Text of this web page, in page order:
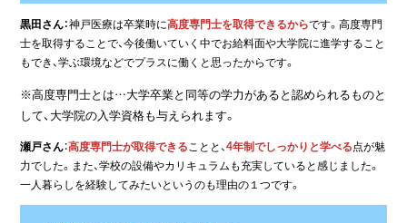
黒田さん：神戸医療は卒業時に高度専門士を取得できるからです。高度専門
士を取得することで、今後働いていく中でお給料面や大学院に進学すること
もでき、学ぶ環境などでプラスに働くと思ったからです。
※高度専門士とは…大学卒業と同等の学力があると認められるものと
して、大学院の入学資格も与えられます。
瀬戸さん：高度専門士が取得できることと、4年制でしっかりと学べる点が魅
力でした。また、学校の設備やカリキュラムも充実していると感じました。
一人暮らしを経験してみたいというのも理由の１つです。